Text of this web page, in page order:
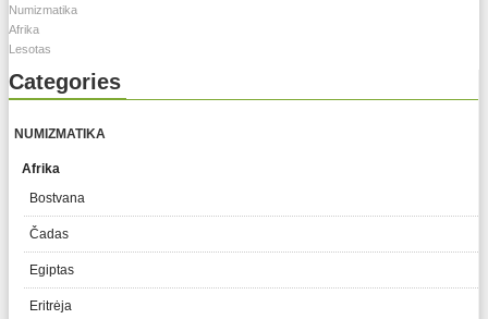
Numizmatika
Afrika
Lesotas
Categories
NUMIZMATIKA
Afrika
Bostvana
Čadas
Egiptas
Eritrėja